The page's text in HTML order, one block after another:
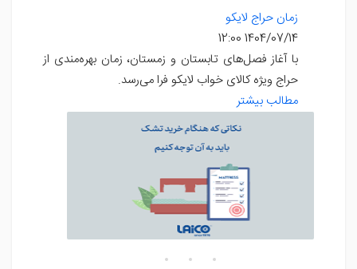
زمان حراج لایکو
1404/07/14 12:00
با آغاز فصل‌های تابستان و زمستان، زمان بهره‌مندی از
حراج ویژه کالای خواب لایکو فرا می‌رسد.
مطالب بیشتر